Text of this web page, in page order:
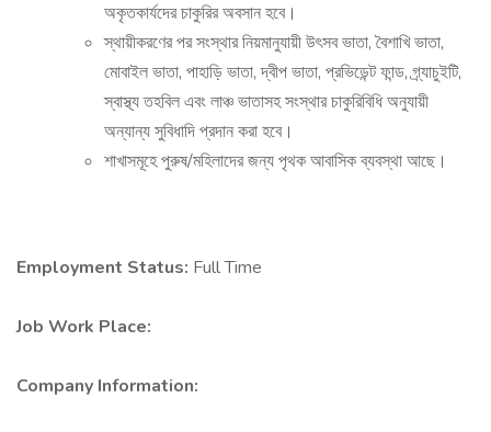
অকৃতকার্যদের চাকুরির অবসান হবে।
স্থায়ীকরণের পর সংস্থার নিয়মানুযায়ী উৎসব ভাতা, বৈশাখি ভাতা,
মোবাইল ভাতা, পাহাড়ি ভাতা, দ্বীপ ভাতা, প্রভিডেন্ট ফান্ড, গ্র্যাচুইটি,
স্বাস্থ্য তহবিল এবং লাঞ্চ ভাতাসহ সংস্থার চাকুরিবিধি অনুযায়ী
অন্যান্য সুবিধাদি প্রদান করা হবে।
শাখাসমূহে পুরুষ/মহিলাদের জন্য পৃথক আবাসিক ব্যবস্থা আছে।
Employment Status: Full Time
Job Work Place:
Company Information: